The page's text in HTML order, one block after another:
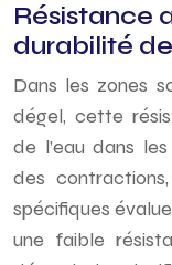
Résistance
durabilité
Dans les zones
dégel, cette
de l’eau dans
des
spécifiques
une faible